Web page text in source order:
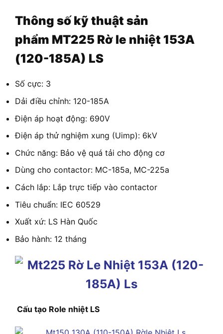
Thông số kỹ thuật sản
phẩm MT225 Rờ le nhiệt 153A
(120-185A) LS
Số cực: 3
Dải điều chỉnh: 120-185A
Điện áp hoạt động: 690V
Điện áp thử nghiệm xung (Uimp): 6kV
Chức năng: Bảo vệ quá tải cho động cơ
Dùng cho contactor: MC-185a, MC-225a
Cách lắp: Lắp trực tiếp vào contactor
Tiêu chuẩn: IEC 60529
Xuất xứ: LS Hàn Quốc
Bảo hành: 12 tháng
Cấu tạo Role nhiệt LS